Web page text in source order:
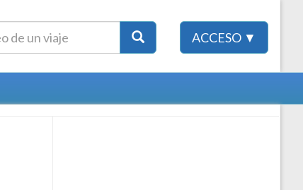
ACCESO ▼